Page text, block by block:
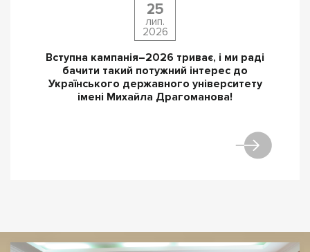
25
лип.
2026
Вступна кампанія–2026 триває, і ми раді
бачити такий потужний інтерес до
Українського державного університету
імені Михайла Драгоманова!